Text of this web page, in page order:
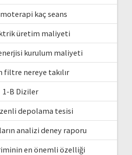
kaç seans
üretim maliyeti
kurulum maliyeti
filtre nereye takılır
1-B Diziler
depolama tesisi
analizi deney raporu
en önemli özelliği